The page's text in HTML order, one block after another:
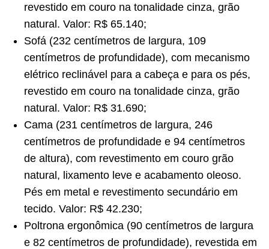
revestido em couro na tonalidade cinza, grão
natural. Valor: R$ 65.140;
Sofá (232 centímetros de largura, 109
centímetros de profundidade), com mecanismo
elétrico reclinável para a cabeça e para os pés,
revestido em couro na tonalidade cinza, grão
natural. Valor: R$ 31.690;
Cama (231 centímetros de largura, 246
centímetros de profundidade e 94 centímetros
de altura), com revestimento em couro grão
natural, lixamento leve e acabamento oleoso.
Pés em metal e revestimento secundário em
tecido. Valor: R$ 42.230;
Poltrona ergonômica (90 centímetros de largura
e 82 centímetros de profundidade), revestida em